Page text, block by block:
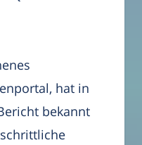
hat in
bekannt